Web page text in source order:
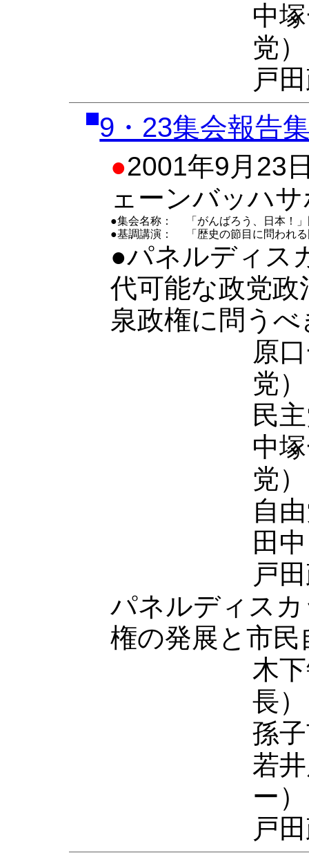
中
党）
戸
9・23集会報告
●2001年9月23
ェーンバッハ
●集会名称：
「がんばろう、日本！
●基調講演：
「歴史の節目に問われ
●パネルディ
代可能な政党
泉政権に問う
原
党
民
中
党
自
田
戸
パネルディス
権の発展と市
木
長
孫
若
ー
戸